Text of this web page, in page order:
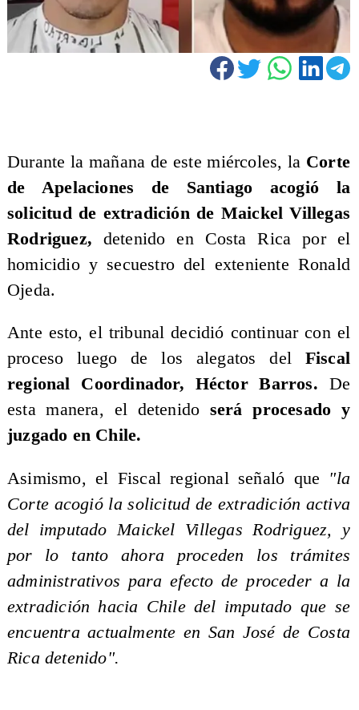
Durante la mañana de este miércoles, la Corte
de Apelaciones de Santiago acogió la
solicitud de extradición de Maickel Villegas
Rodriguez, detenido en Costa Rica por el
homicidio y secuestro del exteniente Ronald
Ojeda.
Ante esto, el tribunal decidió continuar con el
proceso luego de los alegatos delFiscal
regional Coordinador, Héctor Barros. De
esta manera, el detenido será procesado y
juzgado en Chile.
Asimismo, el Fiscal regional señaló que "la
Corte acogió la solicitud de extradición activa
del imputado Maickel Villegas Rodriguez, y
por lo tanto ahora proceden los trámites
administrativos para efecto de proceder a la
extradición hacia Chile del imputado que se
encuentra actualmente en San José de Costa
Rica detenido".